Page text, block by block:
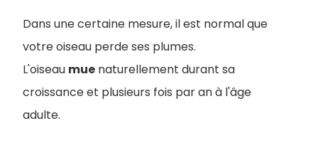
Dans une certaine mesure, il est normal que
votre oiseau perde ses plumes.
L'oiseau mue naturellement durant sa
croissance et plusieurs fois par an à l'âge
adulte.